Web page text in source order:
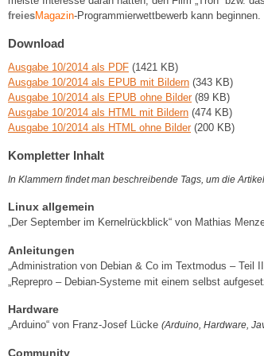
freiesMagazin-Programmierwettbewerb kann beginnen.
Download
Ausgabe 10/2014 als PDF (1421 KB)
Ausgabe 10/2014 als EPUB mit Bildern (343 KB)
Ausgabe 10/2014 als EPUB ohne Bilder(89 KB)
Ausgabe 10/2014 als HTML mit Bildern (474 KB)
Ausgabe 10/2014 als HTML ohne Bilder(200 KB)
Kompletter Inhalt
In Klammern findet man beschreibende Tags, um die
Linux allgemein
„Der September im Kernelrückblick“ von Mathias
Anleitungen
„Administration von Debian & Co im Textmodus – Teil
„Reprepro – Debian-Systeme mit einem selbst
Hardware
„Arduino“ von Franz-Josef Lücke (Arduino, Hardware,
Community